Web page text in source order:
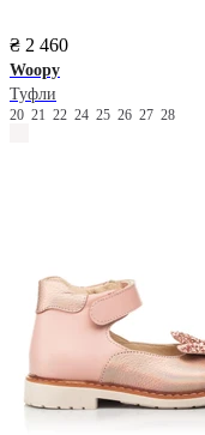
₴ 2 460
Woopy
Туфли
20 21 22 24 25 26 27 28